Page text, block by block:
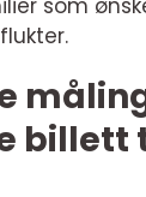
som
billett